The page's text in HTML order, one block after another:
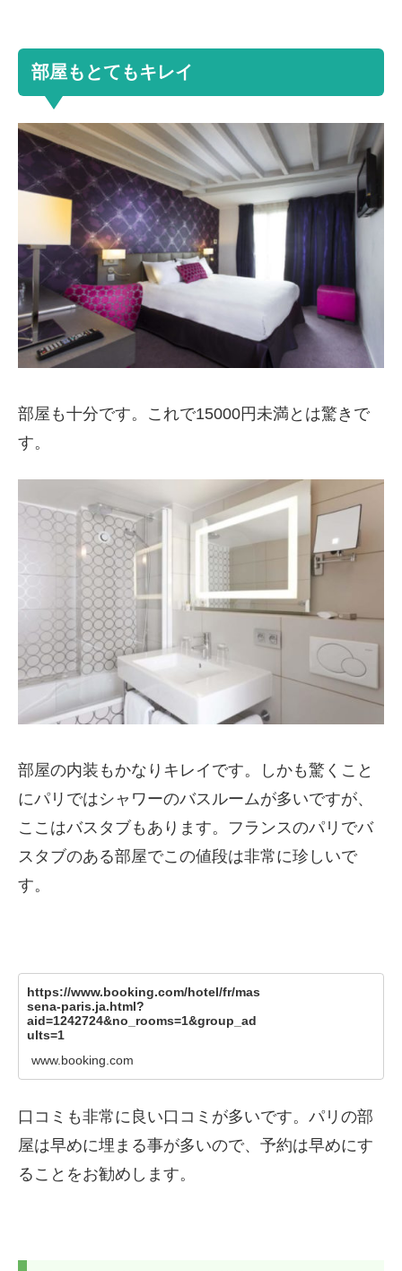
部屋もとてもキレイ
部屋も十分です。これで15000円未満とは驚きで
す。
部屋の内装もかなりキレイです。しかも驚くこと
にパリではシャワーのバスルームが多いですが、
ここはバスタブもあります。フランスのパリでバ
スタブのある部屋でこの値段は非常に珍しいで
す。
https://www.booking.com/hotel/fr/mas
sena-paris.ja.html?
aid=1242724&no_rooms=1&group_ad
ults=1
www.booking.com
口コミも非常に良い口コミが多いです。パリの部
屋は早めに埋まる事が多いので、予約は早めにす
ることをお勧めします。